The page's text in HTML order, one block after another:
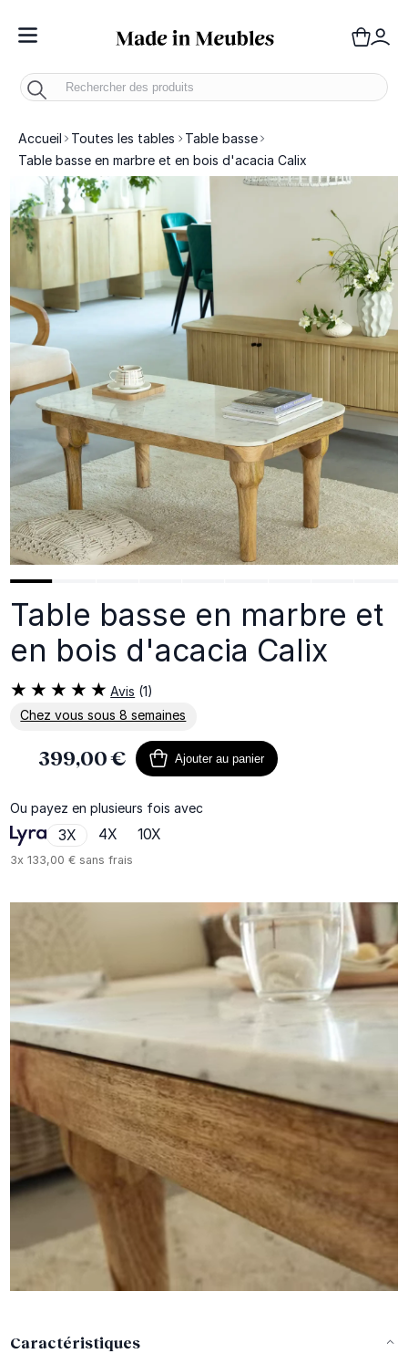
Toggle Nav
Accueil Toutes les tables
Table basse
Table basse en marbre et en bois d'acacia Calix
Table basse en marbre et
en bois d'acacia Calix
Avis (1)
Chez vous sous 8 semaines
En savoir plus sur la livraison
399,00 € Ajouter au panier
Ou payez en plusieurs fois avec
3X 4X 10X
3x133,00 € sans frais
Caractéristiques